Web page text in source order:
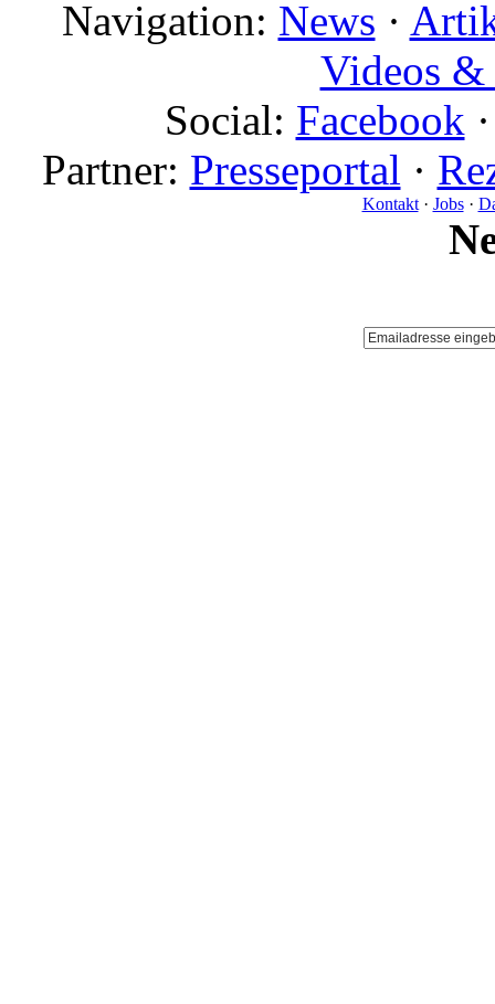
Navigation: News ·
Videos
Social: Facebook
Partner: Presseportal ·
Kontakt· Jobs·